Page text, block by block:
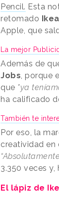
Pencil. Esta
retomado
Apple, que
La mejor
Además de
Jobs , porque
que "ya
ha calificado
También te
Por eso, la
creatividad en
3.350 veces
El lápiz de